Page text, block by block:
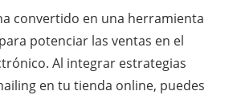
convertido en una herramienta
potenciar las ventas en el
Al integrar estrategias
en tu tienda online, puedes